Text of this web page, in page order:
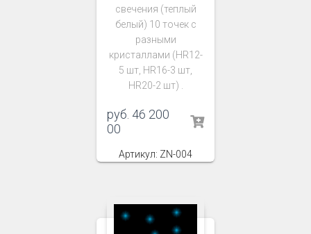
свечения (теплый
белый) 10 точек с
разными
кристаллами (HR12-
5 шт, HR16-3 шт,
HR20-2 шт) .
руб. 46 200
00
Артикул: ZN-004